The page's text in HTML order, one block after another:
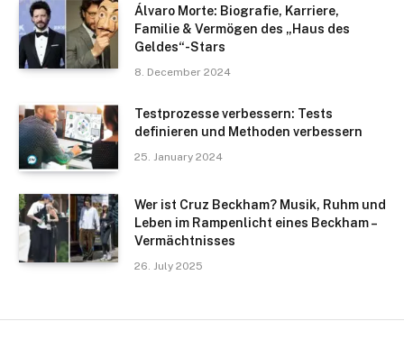
Álvaro Morte: Biografie, Karriere,
Familie & Vermögen des „Haus des
Geldes“-Stars
8. December 2024
Testprozesse verbessern: Tests
definieren und Methoden verbessern
25. January 2024
Wer ist Cruz Beckham? Musik, Ruhm und
Leben im Rampenlicht eines Beckham –
Vermächtnisses
26. July 2025